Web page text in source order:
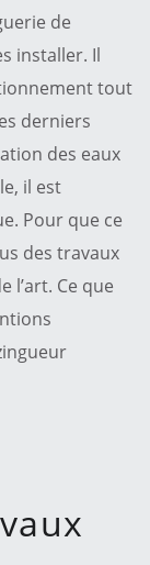
de
installer. Il
tout
derniers
des eaux
il est
Pour que ce
des travaux
l’art. Ce que